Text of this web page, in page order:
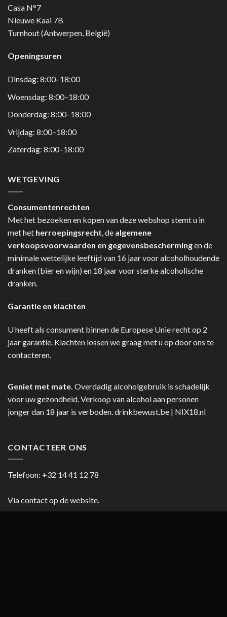
Casa N°7
Nieuwe Kaai 7B
Turnhout (Antwerpen, België)
Openingsuren
Dinsdag: 8:00–18:00
Woensdag: 8:00–18:00
Donderdag: 8:00–18:00
Vrijdag: 8:00–18:00
Zaterdag: 8:00–18:00
WETGEVING
Consumentenrechten
Met het bezoeken en kopen van deze webshop stemt u in
met het herroepingsrecht , de algemene
verkoopsvoorwaarden en gegevensbeschermingen de
minimale wettelijke leeftijd van 16 jaar voor alcoholhoudende
dranken (bier en wijn) en 18 jaar voor sterke alcoholische
dranken.
Garantie en klachten
U heeft als consument binnen de Europese Unie recht op 2
jaar garantie. Klachten lossen we graag met u op door ons te
contacteren.
Geniet met mate. Overdadig alcoholgebruik is schadelijk
voor uw gezondheid. Verkoop van alcohol aan personen
jonger dan 18 jaar is verboden.drinkbewust.be | NIX18.nl
CONTACTEER ONS
Telefoon: +32 14 41 12 78
Via contact op de website.